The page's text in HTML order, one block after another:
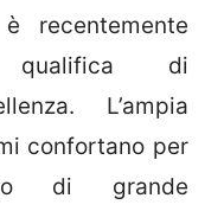
recentemente
qualifica di
L’ampia
confortano per
di grande